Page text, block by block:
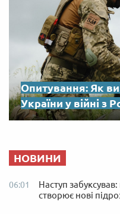
Опитування: Як
України у війні з
НОВИНИ
06:01
Наступ забуксував:
створює нові